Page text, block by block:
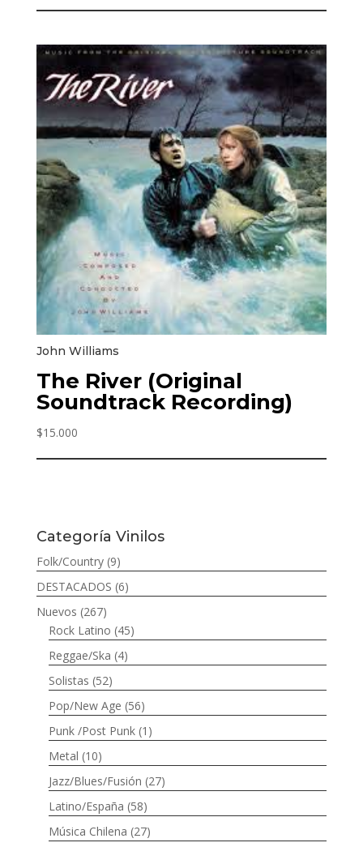
John Williams
The River (Original
Soundtrack Recording)
$15.000
Categoría Vinilos
Folk/Country (9)
DESTACADOS (6)
Nuevos (267)
Rock Latino (45)
Reggae/Ska (4)
Solistas (52)
Pop/New Age (56)
Punk /Post Punk (1)
Metal (10)
Jazz/Blues/Fusión (27)
Latino/España (58)
Música Chilena (27)